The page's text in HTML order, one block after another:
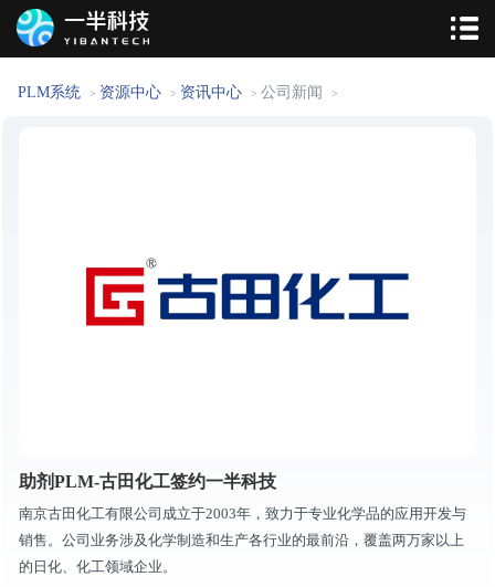
PLM系统 > 资源中心 > 资讯中心 > 公司新闻 >
助剂PLM-古田化工签约一半科技
南京古田化工有限公司成立于2003年，致力于专业化学品的应用开发与
销售。公司业务涉及化学制造和生产各行业的最前沿，覆盖两万家以上
的日化、化工领域企业。